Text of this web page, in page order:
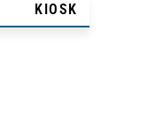
KIOSK